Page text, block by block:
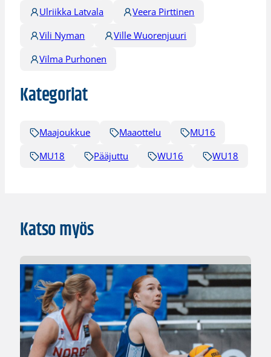
Ulriikka Latvala
Veera Pirttinen
Vili Nyman
Ville Wuorenjuuri
Vilma Purhonen
Kategoriat
Maajoukkue Maaottelu
MU16
MU18
Pääjuttu WU16 WU18
Katso myös